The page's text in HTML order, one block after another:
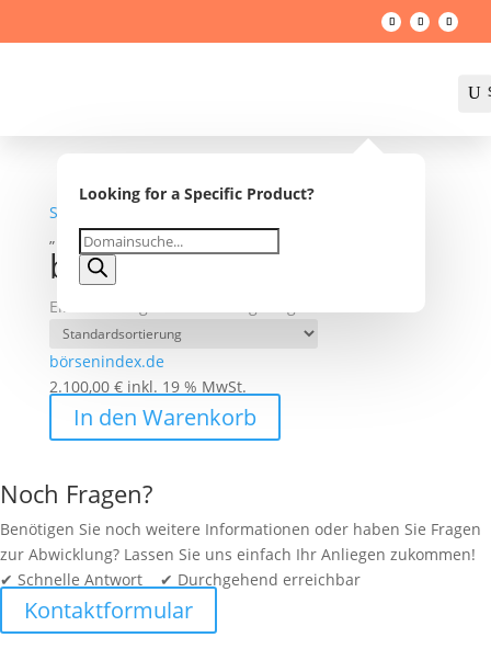
U
Looking for a Specific Product?
Products
search
Startseite
„börsenindex“
börsenindex
Einzelnes Ergebnis wird angezeigt
börsenindex.de
2.100,00 €inkl. 19 % MwSt.
In den Warenkorb
Noch Fragen?
Benötigen Sie noch weitere Informationen oder haben Sie Fragen
zur Abwicklung? Lassen Sie uns einfach Ihr Anliegen zukommen!
✔ Schnelle Antwort ✔ Durchgehend erreichbar
Kontaktformular